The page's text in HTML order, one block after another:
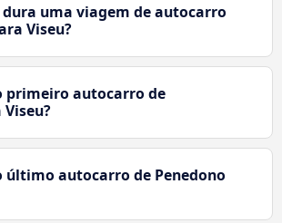
uma viagem de autocarro
Viseu?
primeiro autocarro de
último autocarro de Penedono